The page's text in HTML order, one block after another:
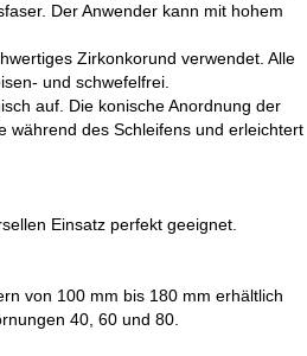
Der Anwender kann mit hohem
Zirkonkorund verwendet. Alle
und schwefelfrei.
auf. Die konische Anordnung der
während des Schleifens und erleichtert
Einsatz perfekt geeignet.
von 100 mm bis 180 mm erhältlich
40, 60 und 80.